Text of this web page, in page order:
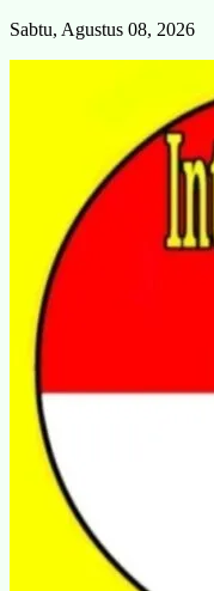
Skip
Sabtu, Agustus 08, 2026